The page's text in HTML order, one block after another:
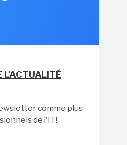
L'ACTUALITÉ
comme plus
de l'IT!